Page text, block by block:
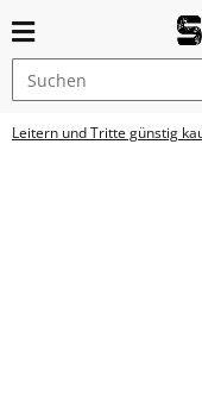
Leitern und Tritte günstig